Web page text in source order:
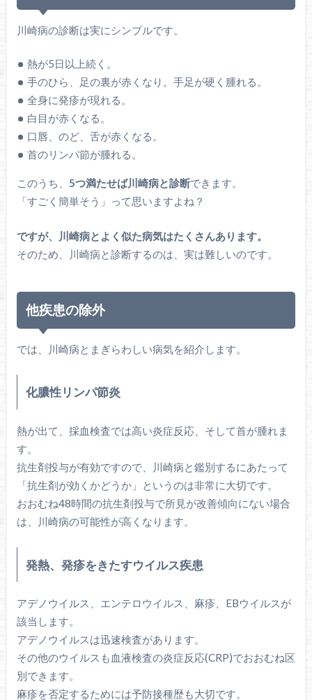
川崎病の診断は実にシンプルです。
熱が5日以上続く。
手のひら、足の裏が赤くなり。手足が硬く腫れる。
全身に発疹が現れる。
白目が赤くなる。
口唇、のど、舌が赤くなる。
首のリンパ節が腫れる。
このうち、 5つ満たせば川崎病と診断できます。
「すごく簡単そう」って思いますよね？
ですが、川崎病とよく似た病気はたくさんあります。
そのため、川崎病と診断するのは、実は難しいのです。
他疾患の除外
では、川崎病とまぎらわしい病気を紹介します。
化膿性リンパ節炎
熱が出て、採血検査では高い炎症反応、そして首が腫れま
す。
抗生剤投与が有効ですので、川崎病と鑑別するにあたって
「抗生剤が効くかどうか」というのは非常に大切です。
おおむね48時間の抗生剤投与で所見が改善傾向にない場合
は、川崎病の可能性が高くなります。
発熱、発疹をきたすウイルス疾患
アデノウイルス、エンテロウイルス、麻疹、EBウイルスが
該当します。
アデノウイルスは迅速検査があります。
その他のウイルスも血液検査の炎症反応(CRP)でおおむね区
別できます。
麻疹を否定するためには予防接種歴も大切です。